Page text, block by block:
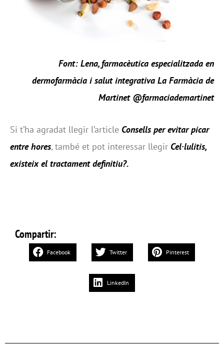
Font: Lena, farmacèutica especialitzada en
dermofarmàcia i salut integrativa La Farmàcia de
Martinet @farmaciademartinet
Si t’ha agradat llegir l’article Consells per evitar picar
entre hores, també et pot interessar llegir Cel·lulitis,
existeix el tractament definitiu?.
Compartir:
Facebook Twitter Pinterest
LinkedIn